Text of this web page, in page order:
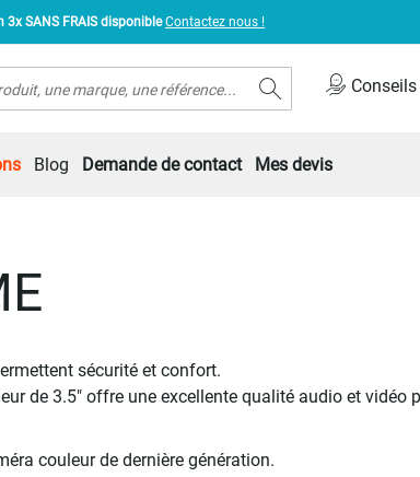
3x SANS FRAIS disponible Contactez nous !
Rechercher
Blog Demande de contact Mes devis
sécurité et confort.
de 3.5" offre une excellente qualité audio et
couleur de dernière génération.